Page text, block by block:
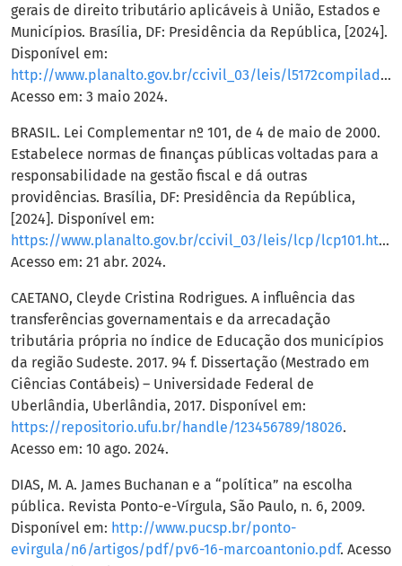
gerais de direito tributário aplicáveis à União, Estados e
Municípios. Brasília, DF: Presidência da República, [2024].
Disponível em:
http://www.planalto.gov.br/ccivil_03/leis/l5172compilado.htm
Acesso em: 3 maio 2024.
BRASIL. Lei Complementar nº 101, de 4 de maio de 2000.
Estabelece normas de finanças públicas voltadas para a
responsabilidade na gestão fiscal e dá outras
providências. Brasília, DF: Presidência da República,
[2024]. Disponível em:
https://www.planalto.gov.br/ccivil_03/leis/lcp/lcp101.htm
Acesso em: 21 abr. 2024.
CAETANO, Cleyde Cristina Rodrigues. A influência das
transferências governamentais e da arrecadação
tributária própria no índice de Educação dos municípios
da região Sudeste. 2017. 94 f. Dissertação (Mestrado em
Ciências Contábeis) – Universidade Federal de
Uberlândia, Uberlândia, 2017. Disponível em:
https://repositorio.ufu.br/handle/123456789/18026.
Acesso em: 10 ago. 2024.
DIAS, M. A. James Buchanan e a “política” na escolha
pública. Revista Ponto-e-Vírgula, São Paulo, n. 6, 2009.
Disponível em: http://www.pucsp.br/ponto-
evirgula/n6/artigos/pdf/pv6-16-marcoantonio.pdf. Acesso